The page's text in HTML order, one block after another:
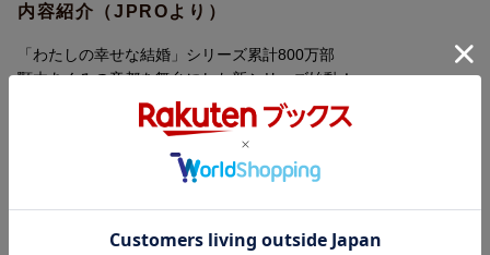
内容紹介（JPROより）
「わたしの幸せな結婚」シリーズ累計800万部
顎木あくみの帝都を舞台にした新シリーズ始動！
夜鶴女学院に通う天水朝名16歳。
手首に浮かんだ痣のために家族から虐げられていた。女生徒たち
が新しく赴任する美男子の国語教師・時雨咲弥の話題に花を咲か
に好都合な話で……。